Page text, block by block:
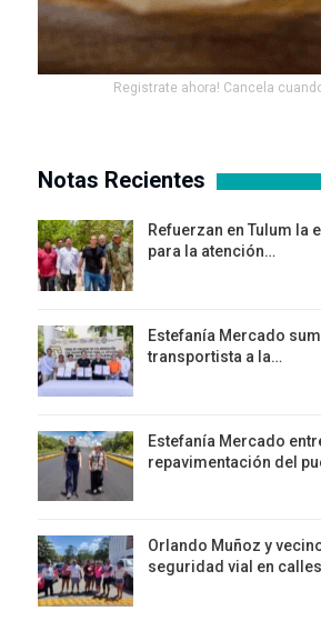
Registrate ahora! Cancela
Notas Recientes
Refuerzan en Tulum la
para la atención…
Estefanía Mercado
transportista a la…
Estefanía Mercado
repavimentación del
Orlando Muñoz y
seguridad vial en